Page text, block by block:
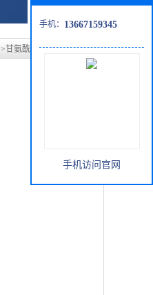
>甘氨酰甘氨酸甲酯盐酸盐
手机： 13667159345
手机访问官网